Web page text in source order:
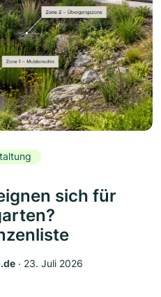
sich für
‧ 23. Juli 2026